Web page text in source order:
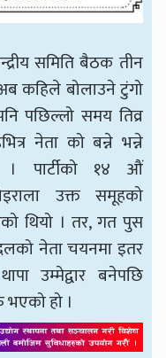
समिति बैठक तीन
कहिले बोलाउने टुंगो
पछिल्लो समय तिव्र
नेता को बन्ने भन्ने
। पार्टीको १४ औं
उक्त समूहको
थियो । तर, गत पुस
दलको नेता चयनमा इतर
उम्मेद्वार बनेपछि
हो ।